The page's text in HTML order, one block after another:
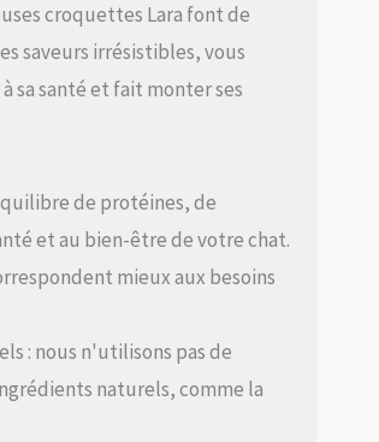
croquettes Lara font de
saveurs irrésistibles, vous
sa santé et fait monter ses
de protéines, de
et au bien-être de votre chat.
mieux aux besoins
: nous n'utilisons pas de
naturels, comme la